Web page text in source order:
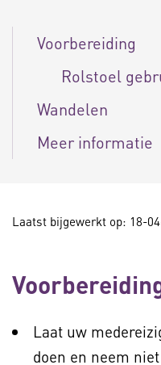
Voorbereiding
Rolstoel
Wandelen
Meer informatie
Laatst bijgewerkt op: 18-
Laat uw
doen en neem